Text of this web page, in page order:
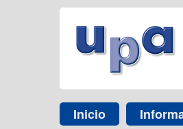
Inicio